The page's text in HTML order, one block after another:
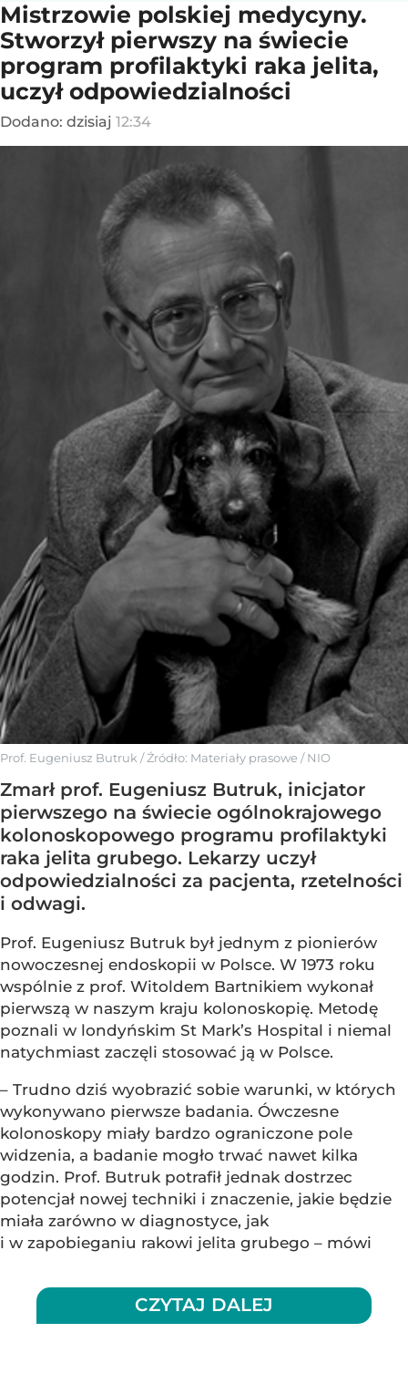
Mistrzowie polskiej medycyny.
Stworzył pierwszy na świecie
program profilaktyki raka jelita,
uczył odpowiedzialności
Dodano: dzisiaj 12:34
Prof. Eugeniusz Butruk / Źródło: Materiały prasowe /NIO
Zmarł prof. Eugeniusz Butruk, inicjator
pierwszego na świecie ogólnokrajowego
kolonoskopowego programu profilaktyki
raka jelita grubego. Lekarzy uczył
odpowiedzialności za pacjenta, rzetelności
i odwagi.
Prof. Eugeniusz Butruk był jednym z pionierów
nowoczesnej endoskopii w Polsce. W 1973 roku
wspólnie z prof. Witoldem Bartnikiem wykonał
pierwszą w naszym kraju kolonoskopię. Metodę
poznali w londyńskim St Mark’s Hospital i niemal
natychmiast zaczęli stosować ją w Polsce.
– Trudno dziś wyobrazić sobie warunki, w których
wykonywano pierwsze badania. Ówczesne
kolonoskopy miały bardzo ograniczone pole
widzenia, a badanie mogło trwać nawet kilka
godzin. Prof. Butruk potrafił jednak dostrzec
potencjał nowej techniki i znaczenie, jakie będzie
miała zarówno w diagnostyce, jak
i w zapobieganiu rakowi jelita grubego – mówi
CZYTAJ DALEJ